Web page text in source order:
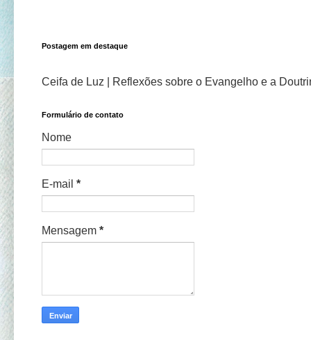
Postagem em destaque
Ceifa de Luz | Reflexões sobre o Evangelho e a
Formulário de contato
Nome
E-mail *
Mensagem *